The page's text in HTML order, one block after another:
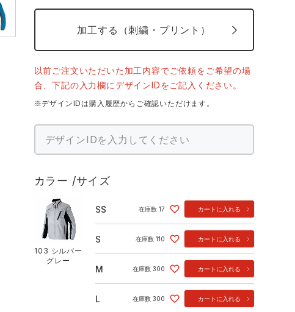
加工する（刺繍・プリント）
以前ご注文いただいた加工内容でご依頼をご希望の場
合、下記の入力欄にデザインIDをご記入ください。
※デザインIDは購入履歴からご確認いただけます。
カラー サイズ
103 シルバー
グレー
SS 在庫数 17 カートに入れる
S 在庫数 110 カートに入れる
M 在庫数 300 カートに入れる
L 在庫数 300 カートに入れる